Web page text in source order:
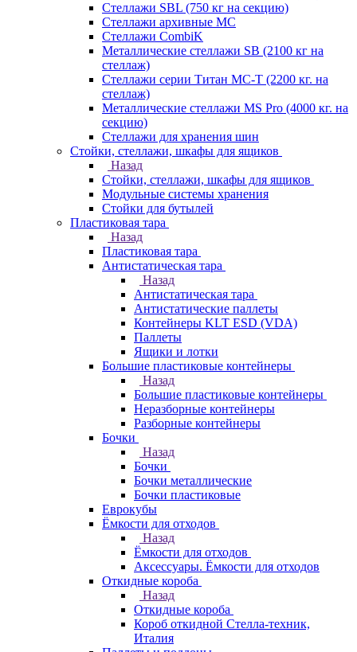
Стеллажи SBL (750 кг на секцию)
Стеллажи архивные МС
Стеллажи CombiK
Металлические стеллажи SB (2100 кг на
стеллаж)
Стеллажи серии Титан МС-Т (2200 кг. на
стеллаж)
Металлические стеллажи MS Pro (4000 кг. на
секцию)
Стеллажи для хранения шин
Стойки, стеллажи, шкафы для ящиков
Назад
Стойки, стеллажи, шкафы для ящиков
Модульные системы хранения
Стойки для бутылей
Пластиковая тара
Назад
Пластиковая тара
Антистатическая тара
Назад
Антистатическая тара
Антистатические паллеты
Контейнеры KLT ESD (VDA)
Паллеты
Ящики и лотки
Большие пластиковые контейнеры
Назад
Большие пластиковые контейнеры
Неразборные контейнеры
Разборные контейнеры
Бочки
Назад
Бочки
Бочки металлические
Бочки пластиковые
Еврокубы
Ёмкости для отходов
Назад
Ёмкости для отходов
Аксессуары. Ёмкости для отходов
Откидные короба
Назад
Откидные короба
Короб откидной Стелла-техник,
Италия